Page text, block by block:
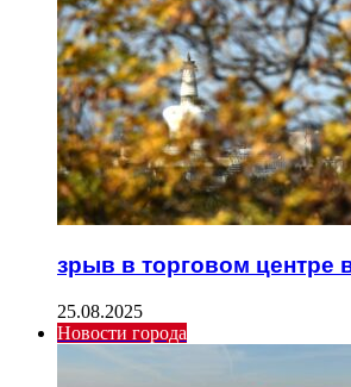
зрыв в торговом центре
25.08.2025
Новости города